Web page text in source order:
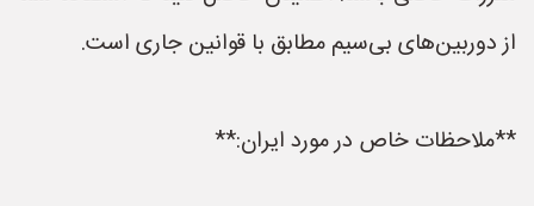
از دوربین‌های بی‌سیم مطابق با قوانین جاری است.
**ملاحظات خاص در مورد ایران:**